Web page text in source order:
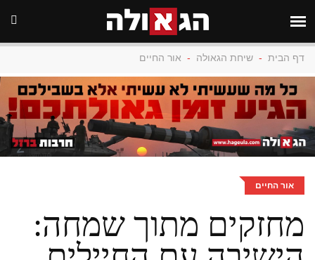
דף הבית - שיחת הגאולה - אור החיים
אור החיים
מחזקים מתוך שמחה: